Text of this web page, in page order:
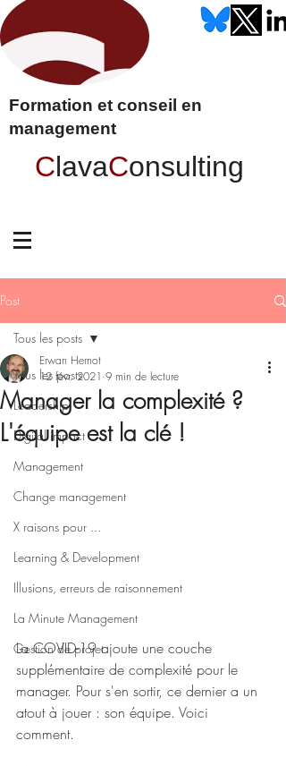
Formation et conseil en
management
ClavaConsulting
Post
Tous les posts
Leadership
Digital impact
Management
Change management
X raisons pour ...
Learning & Development
Illusions, erreurs de raisonnement
La Minute Management
Gestion de projet
Tous les posts
Manager la complexité ?
L'équipe est la clé !
Erwan Hernot
12 févr. 2021 9 min de lecture
La COVID-19 ajoute une couche
supplémentaire de complexité pour le
manager. Pour s'en sortir, ce dernier a un
atout à jouer : son équipe. Voici
comment.